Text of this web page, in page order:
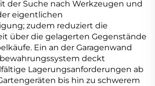
der Suche nach Werkzeugen und
eigentlichen
zudem reduziert die
über die gelagerten Gegenstände
Ein an der Garagenwand
deckt
Lagerungsanforderungen ab
bis hin zu schwerem